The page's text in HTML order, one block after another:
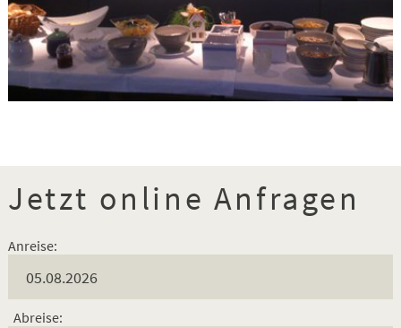
Jetzt online Anfragen
Anreise:
Abreise: